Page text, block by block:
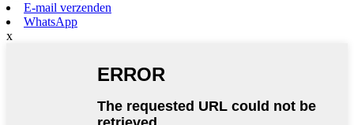
E-mail verzenden
WhatsApp
x